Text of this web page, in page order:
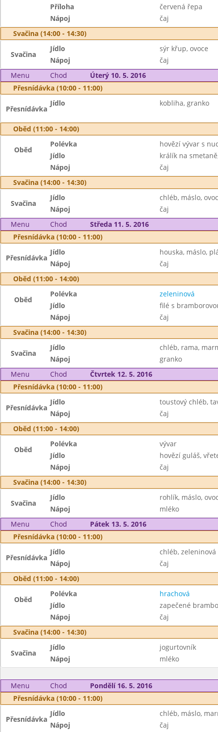
Příloha
červená řepa
Nápoj
čaj
Svačina (14:00 - 14:30)
Svačina
Jídlo
sýr křup, ovoce
Nápoj
čaj
Menu
Chod
Úterý 10. 5. 2016
Přesnídávka (10:00 - 11:00)
Přesnídávka
Jídlo kobliha, granko
Oběd (11:00 - 14:00)
Oběd
Polévka
hovězí vývar s
Jídlo
králík na
Nápoj
čaj
Svačina (14:00 - 14:30)
Svačina
Jídlo
chléb, máslo,
Nápoj
čaj
Menu
Chod
Středa 11. 5. 2016
Přesnídávka (10:00 - 11:00)
Přesnídávka
Jídlo
houska, máslo,
Nápoj
čaj
Oběd (11:00 - 14:00)
Oběd
Polévka
zeleninová
Jídlo
filé s
Nápoj
čaj
Svačina (14:00 - 14:30)
Svačina
Jídlo
chléb, rama,
Nápoj
granko
Menu
Chod
Čtvrtek 12. 5. 2016
Přesnídávka (10:00 - 11:00)
Přesnídávka
Jídlo
toustový chléb,
Nápoj
čaj
Oběd (11:00 - 14:00)
Oběd
Polévka
vývar
Jídlo
hovězí guláš,
Nápoj
čaj
Svačina (14:00 - 14:30)
Svačina
Jídlo
rohlík, máslo,
Nápoj
mléko
Menu
Chod
Pátek 13. 5. 2016
Přesnídávka (10:00 - 11:00)
Přesnídávka
Jídlo
chléb,
Nápoj
čaj
Oběd (11:00 - 14:00)
Oběd
Polévka
hrachová
Jídlo
zapečené
Nápoj
čaj
Svačina (14:00 - 14:30)
Svačina
Jídlo
jogurtovník
Nápoj
mléko
Menu Chod
Pondělí 16. 5. 2016
Přesnídávka (10:00 - 11:00)
Přesnídávka
Jídlo
chléb, máslo,
Nápoj
čaj